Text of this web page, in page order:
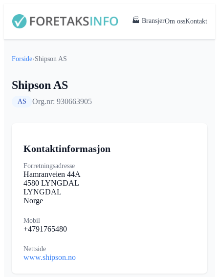
🏭 BransjerOm ossKontakt
Forside›Shipson AS
Shipson AS
AS Org.nr: 930663905
Kontaktinformasjon
Forretningsadresse
Hamranveien 44A
4580 LYNGDAL
LYNGDAL
Norge
Mobil
+4791765480
Nettside
www.shipson.no